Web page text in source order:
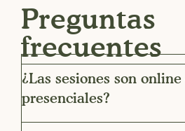
Preguntas
frecuentes
¿Las sesiones son online
presenciales?